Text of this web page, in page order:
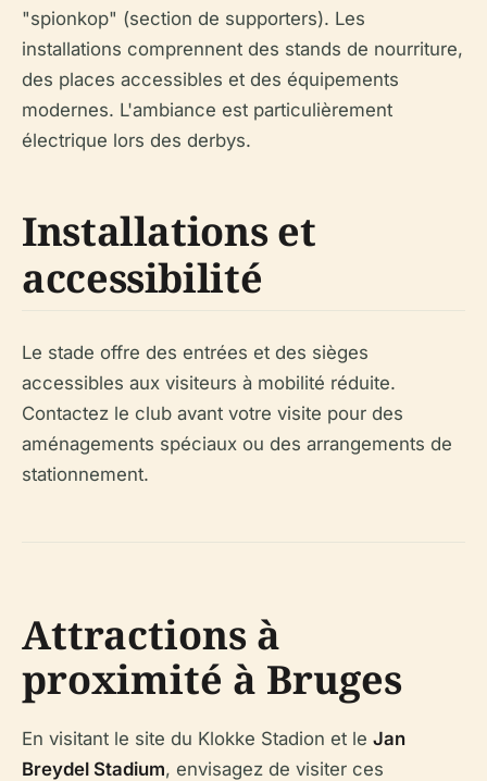
"spionkop" (section de supporters). Les
installations comprennent des stands de nourriture,
des places accessibles et des équipements
modernes. L'ambiance est particulièrement
électrique lors des derbys.
Installations et
accessibilité
Le stade offre des entrées et des sièges
accessibles aux visiteurs à mobilité réduite.
Contactez le club avant votre visite pour des
aménagements spéciaux ou des arrangements de
stationnement.
Attractions à
proximité à Bruges
En visitant le site du Klokke Stadion et le Jan
Breydel Stadium, envisagez de visiter ces